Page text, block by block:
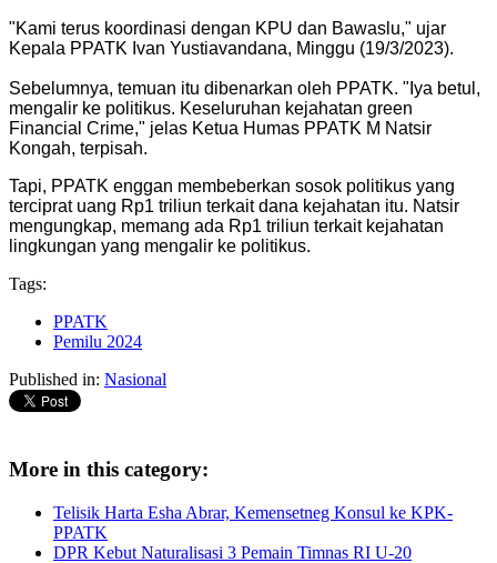
"Kami terus koordinasi dengan KPU dan Bawaslu," ujar
Kepala PPATK Ivan Yustiavandana, Minggu (19/3/2023).
Sebelumnya, temuan itu dibenarkan oleh PPATK. "Iya betul,
mengalir ke politikus. Keseluruhan kejahatan green
Financial Crime," jelas Ketua Humas PPATK M Natsir
Kongah, terpisah.
Tapi, PPATK enggan membeberkan sosok politikus yang
terciprat uang Rp1 triliun terkait dana kejahatan itu. Natsir
mengungkap, memang ada Rp1 triliun terkait kejahatan
lingkungan yang mengalir ke politikus.
Tags:
PPATK
Pemilu 2024
Published in: Nasional
More in this category:
Telisik Harta Esha Abrar, Kemensetneg Konsul ke KPK-
PPATK
DPR Kebut Naturalisasi 3 Pemain Timnas RI U-20